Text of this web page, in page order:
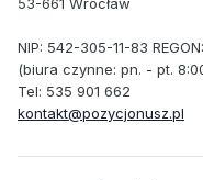
NIP: 542-305-11-83
(biura czynne: pn. - pt.
Tel: 535 901 662
kontakt@pozycjonusz.pl